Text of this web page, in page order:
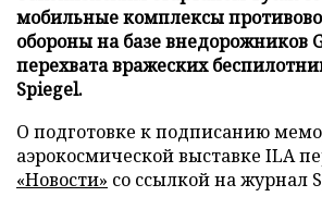
мобильные комплексы
обороны на базе внедорожников
перехвата вражеских
Spiegel.
О подготовке к подписанию
аэрокосмической выставке ILA
«Новости» со ссылкой на журнал